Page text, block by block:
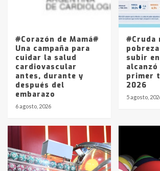
Los precios de los
La Pampa, desde YPF
entre 857 a 1338 pesos
#Corazón de Mamá#
Una campaña para
cuidar la salud
cardiovascular
antes, durante y
después del
embarazo
6 agosto, 2026
#Cruda
subir
primer
2026
5 agosto,